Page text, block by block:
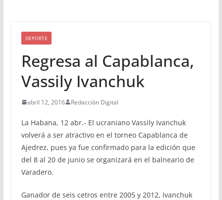
DEPORTE
Regresa al Capablanca,
Vassily Ivanchuk
abril 12, 2016 Redacción Digital
La Habana, 12 abr.- El ucraniano Vassily Ivanchuk
volverá a ser atractivo en el torneo Capablanca de
Ajedrez, pues ya fue confirmado para la edición que
del 8 al 20 de junio se organizará en el balneario de
Varadero.
Ganador de seis cetros entre 2005 y 2012, Ivanchuk